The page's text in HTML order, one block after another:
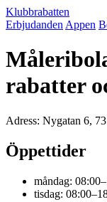
Klubbrabatten
Erbjudanden Appen
rabatter
Adress: Nygatan 6,
Öppettider
måndag:
tisdag: